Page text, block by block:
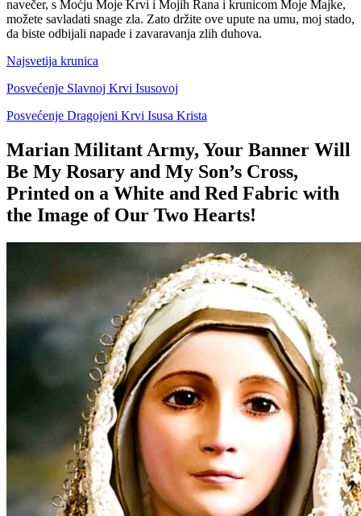
navečer, s Moćju Moje Krvi i Mojih Rana i krunicom Moje Majke,
možete savladati snage zla. Zato držite ove upute na umu, moj stado,
da biste odbijali napade i zavaravanja zlih duhova.
Najsvetija krunica
Posvećenje Slavnoj Krvi Isusovoj
Posvećenje Dragojeni Krvi Isusa Krista
Marian Militant Army, Your Banner Will
Be My Rosary and My Son’s Cross,
Printed on a White and Red Fabric with
the Image of Our Two Hearts!